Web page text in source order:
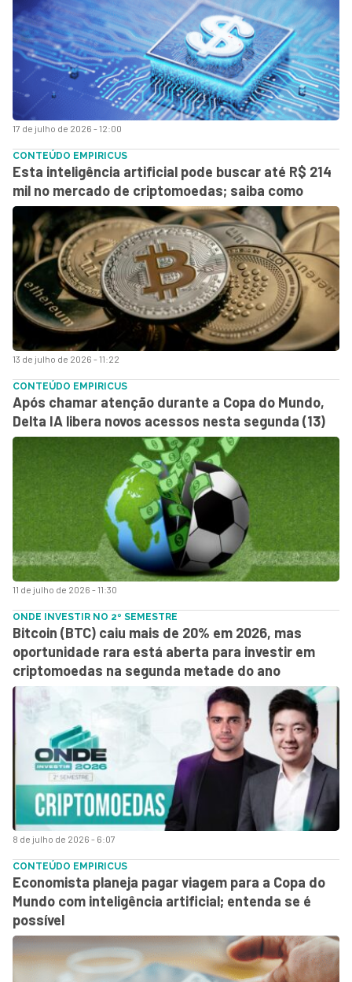
17 de julho de 2026 - 12:00
13 de julho de 2026 - 11:22
CONTEÚDO EMPIRICUS
Esta inteligência artificial pode buscar até R$ 214
mil no mercado de criptomoedas; saiba como
11 de julho de 2026 - 11:30
CONTEÚDO EMPIRICUS
Após chamar atenção durante a Copa do Mundo,
Delta IA libera novos acessos nesta segunda (13)
8 de julho de 2026 - 6:07
ONDE INVESTIR NO 2º SEMESTRE
Bitcoin (BTC) caiu mais de 20% em 2026, mas
oportunidade rara está aberta para investir em
criptomoedas na segunda metade do ano
CONTEÚDO EMPIRICUS
Economista planeja pagar viagem para a Copa do
Mundo com inteligência artificial; entenda se é
possível